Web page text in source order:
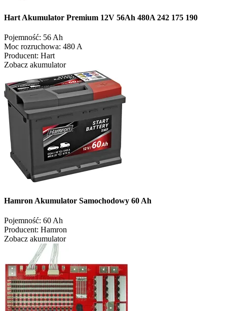
Hart Akumulator Premium 12V 56Ah 480A 242 175 190
Pojemność: 56 Ah
Moc rozruchowa: 480 A
Producent: Hart
Zobacz akumulator
Hamron Akumulator Samochodowy 60 Ah
Pojemność: 60 Ah
Producent: Hamron
Zobacz akumulator